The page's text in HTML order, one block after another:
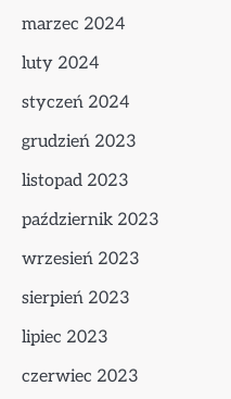
marzec 2024
luty 2024
styczeń 2024
grudzień 2023
listopad 2023
październik 2023
wrzesień 2023
sierpień 2023
lipiec 2023
czerwiec 2023